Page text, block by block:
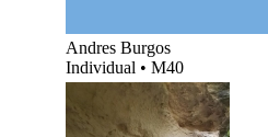
Andres Burgos
Individual • M40